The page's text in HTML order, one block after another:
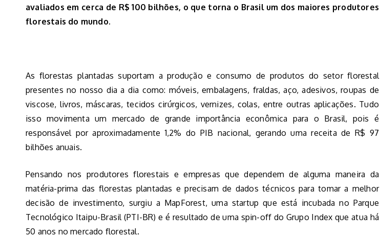
avaliados em cerca de R$ 100 bilhões, o que torna o Brasil um dos maiores produtores
florestais do mundo.
As florestas plantadas suportam a produção e consumo de produtos do setor florestal
presentes no nosso dia a dia como: móveis, embalagens, fraldas, aço, adesivos, roupas de
viscose, livros, máscaras, tecidos cirúrgicos, vernizes, colas, entre outras aplicações. Tudo
isso movimenta um mercado de grande importância econômica para o Brasil, pois é
responsável por aproximadamente 1,2% do PIB nacional, gerando uma receita de R$ 97
bilhões anuais.
Pensando nos produtores florestais e empresas que dependem de alguma maneira da
matéria-prima das florestas plantadas e precisam de dados técnicos para tomar a melhor
decisão de investimento, surgiu a MapForest, uma startup que está incubada no Parque
Tecnológico Itaipu-Brasil (PTI-BR) e é resultado de uma spin-off do Grupo Index que atua há
50 anos no mercado florestal.